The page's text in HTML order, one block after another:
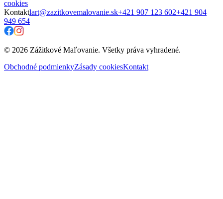
cookies
Kontaktlart@zazitkovemalovanie.sk+421 907 123 602+421 904
949 654
© 2026 Zážitkové Maľovanie. Všetky práva vyhradené.
Obchodné podmienkyZásady cookiesKontakt